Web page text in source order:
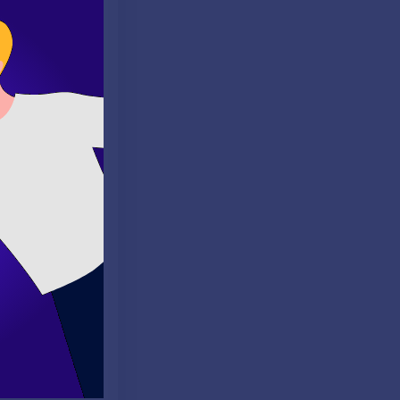
a big
I felt when my
my parents
found the
about the joy of
canlı hale